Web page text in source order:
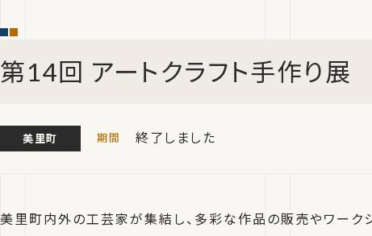
第14回 アートクラフト手作り展
美里町 終了しました
美里町内外の工芸家が集結し、多彩な作品の販売やワークシ